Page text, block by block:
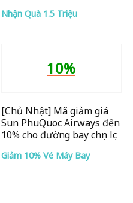
Nhận Quà 1.5 Triệu
10%
[Chủ Nhật] Mã giảm giá
Sun PhuQuoc Airways đến
10% cho đường bay chọn lọc
Giảm 10% Vé Máy Bay